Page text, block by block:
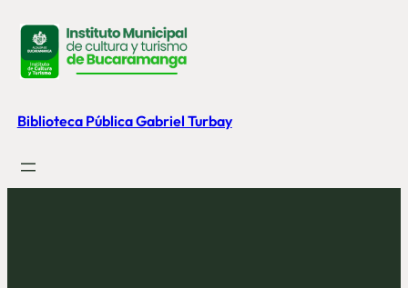
contenido
Biblioteca Pública Gabriel Turbay